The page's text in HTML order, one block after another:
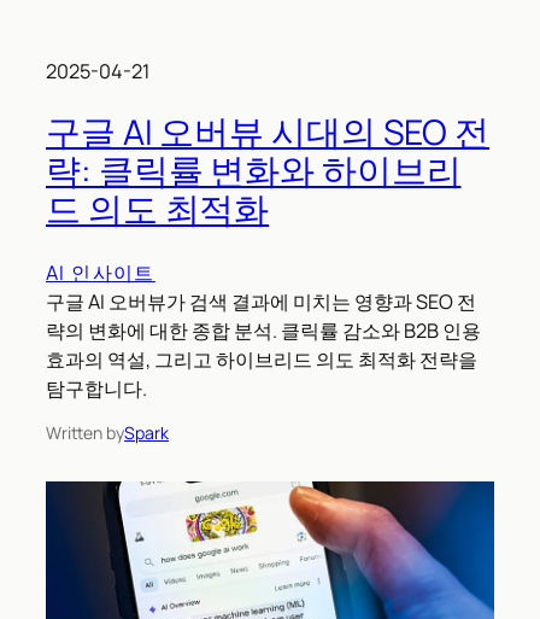
2025-04-21
구글 AI 오버뷰 시대의 SEO 전
략: 클릭률 변화와 하이브리
드 의도 최적화
AI 인사이트
구글 AI 오버뷰가 검색 결과에 미치는 영향과 SEO 전
략의 변화에 대한 종합 분석. 클릭률 감소와 B2B 인용
효과의 역설, 그리고 하이브리드 의도 최적화 전략을
탐구합니다.
Written bySpark